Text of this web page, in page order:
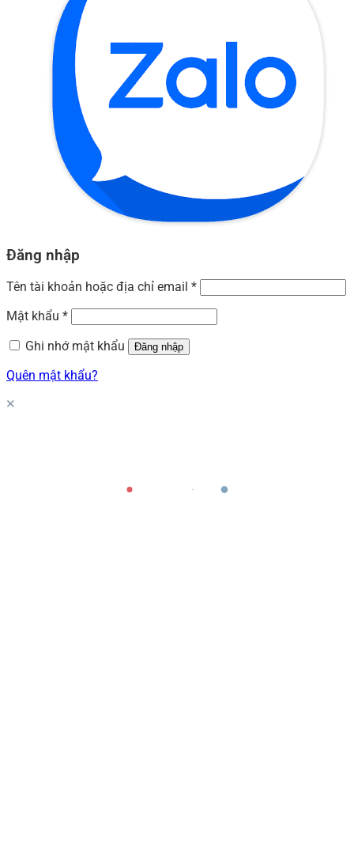
Đăng nhập
Tên tài khoản hoặc địa chỉ email *
Mật khẩu *
Ghi nhớ mật khẩu
Đăng nhập
Quên mật khẩu?